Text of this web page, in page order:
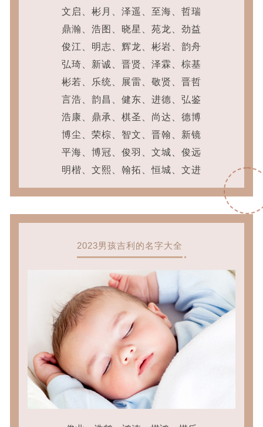
文启、彬月、泽遥、至海、哲瑞
鼎瀚、浩图、晓星、苑龙、劲益
俊江、明志、辉龙、彬岩、韵舟
弘琦、新诚、晋贤、泽霖、棕基
彬若、乐统、展雷、敬贤、晋哲
言浩、韵昌、健东、进德、弘鉴
浩康、鼎承、棋圣、尚达、德博
博尘、荣棕、智文、晋翰、新镜
平海、博冠、俊羽、文城、俊远
明楷、文熙、翰拓、恒城、文进
2023男孩吉利的名字大全